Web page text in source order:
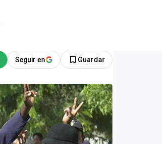
Seguir en Guardar